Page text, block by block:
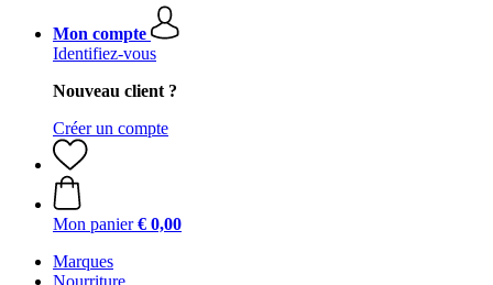
Mon compte
Identifiez-vous
Nouveau client ?
Créer un compte
Mon panier € 0,00
Marques
Nourriture